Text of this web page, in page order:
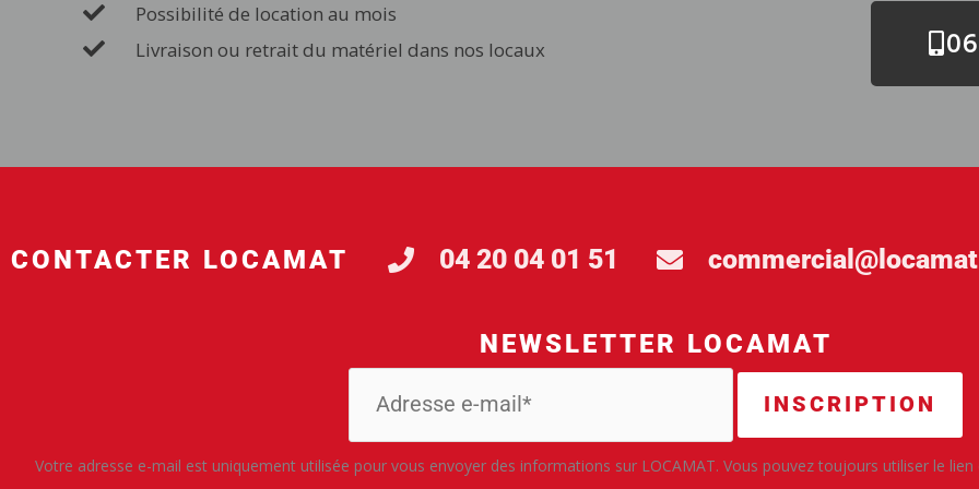
Possibilité de location au mois
Livraison ou retrait du matériel dans nos locaux
CONTACTER LOCAMAT 04 20 04 01 51
NEWSLETTER LOCAMAT
Votre adresse e-mail est uniquement utilisée pour vous envoyer des informations sur LOCAMAT. Vous pouvez toujours utiliser le